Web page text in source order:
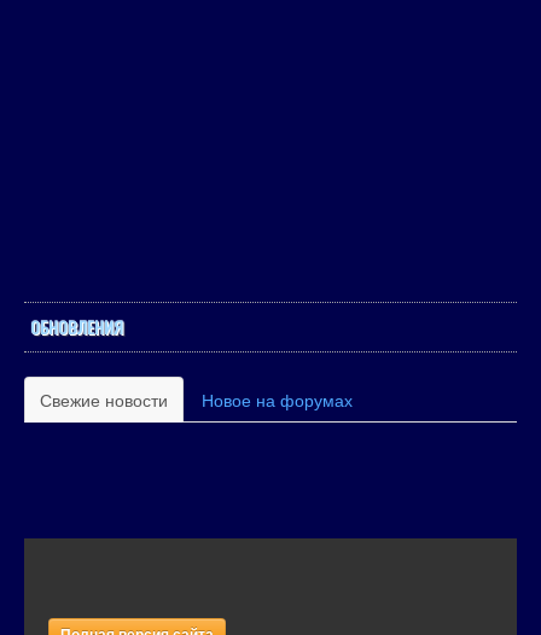
ОБНОВЛЕНИЯ
Свежие новости Новое на форумах